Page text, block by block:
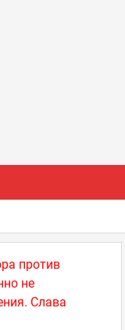
против
не
Слава